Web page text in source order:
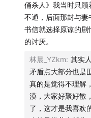
欢迎金主妈妈感
最佳导演part
最佳原创编剧part
最佳改编编剧part
最佳男主角part
俑杀人》我当时只
不通，后面那封与
书信就选择原谅的
的讨厌。
林晨_YZkm: 其实
矛盾点大部分也是
真的是觉得不理解
漠，大家好聚好散
了，这才是我喜欢